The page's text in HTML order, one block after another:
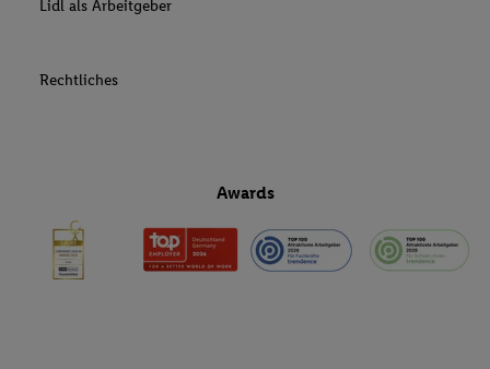
Lidl als Arbeitgeber
Rechtliches
Awards